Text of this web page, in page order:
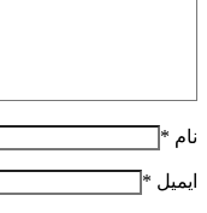
نام *
ایمیل *